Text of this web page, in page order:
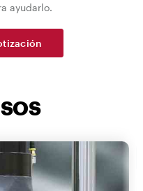
ayudarlo.